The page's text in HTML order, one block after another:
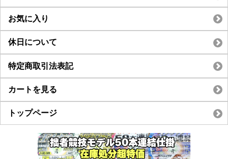
お気に入り
休日について
特定商取引法表記
カートを見る
トップページ